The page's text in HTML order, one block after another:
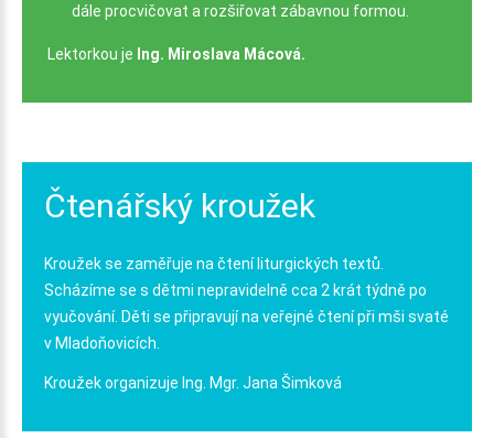
dále procvičovat a rozšiřovat zábavnou formou.
Lektorkou je Ing. Miroslava Mácová.
Čtenářský kroužek
Kroužek se zaměřuje na čtení liturgických textů.
Scházíme se s dětmi nepravidelně cca 2 krát týdně po
vyučování. Děti se připravují na veřejné čtení při mši svaté
v Mladoňovicích.
Kroužek organizuje Ing. Mgr. Jana Šimková